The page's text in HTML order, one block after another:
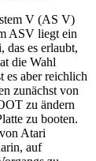
V (AS V)
ASV liegt ein
es erlaubt,
die Wahl
aber reichlich
zunächst von
zu ändern
zu booten.
Atari
auf